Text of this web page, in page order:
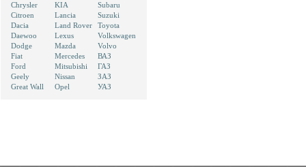
Chrysler
Citroen
Dacia
Daewoo
Dodge
Fiat
Ford
Geely
Great Wall
KIA
Lancia
Land Rover
Lexus
Mazda
Mercedes
Mitsubishi
Nissan
Opel
Subaru
Suzuki
Toyota
Volkswagen
Volvo
ВАЗ
ГАЗ
ЗАЗ
УАЗ